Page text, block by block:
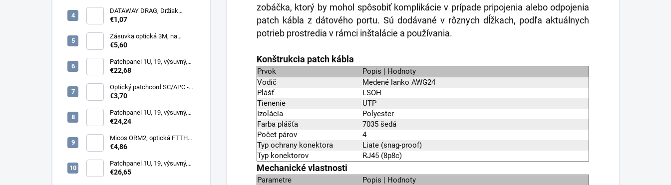
DATAWAY DRAG, Držiak
kotvy, na stĺp, kovový
€1,07
Zásuvka optická 3M, na
omítku hybridní, 8686,
€5,60
Patchpanel 1U, 19, výsuvný,
12x SC simplex, biely (1x
€22,68
Optický patchcord SC/APC -
LC/PC 1m duplex, SM,
€3,70
Patchpanel 1U, 19, výsuvný,
24x SC simplex, 24x LC
€24,24
Micos ORM2, optická FTTH
zásuvka, 2x SC simplex
€4,86
Patchpanel 1U, 19, výsuvný,
12x SC duplex, biely (2x
€26,65
zobáčka, ktorý by mohol spôsobiť komplikácie v prípade pripojenia alebo odpojenia
patch kábla z dátového portu. Sú dodávané v rôznych dĺžkach, podľa aktuálnych
potrieb prostredia v rámci inštalácie a používania.
Konštrukcia patch kábla
Prvok
Popis | Hodnoty
Vodič
Medené lanko AWG24
Plášť
LSOH
Tienenie
UTP
Izolácia
Polyester
Farba plášťa
7035 šedá
Počet párov
4
Typ ochrany konektora
Liate (snag-proof)
Typ konektorov
RJ45 (8p8c)
Mechanické vlastnosti
Parametre
Popis | Hodnoty